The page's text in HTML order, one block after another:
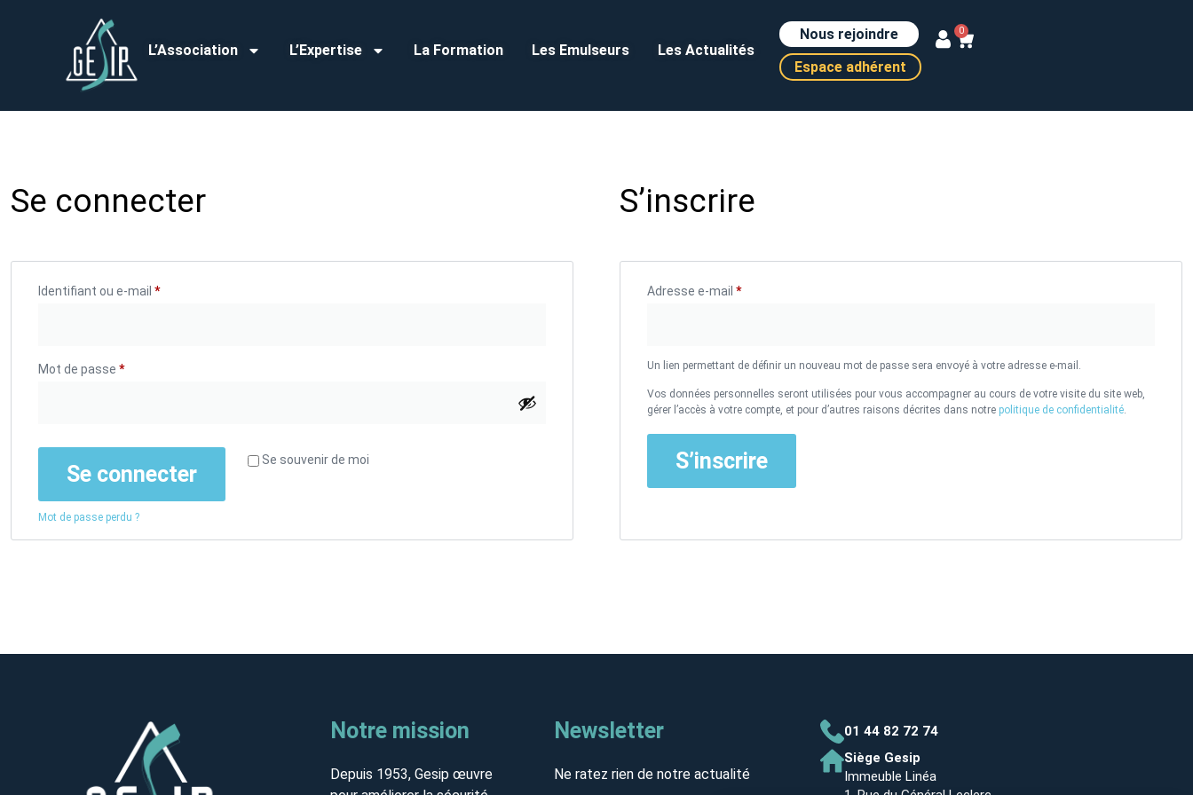
L’Association L’Expertise La Formation Les Emulseurs Les Actualités
Nous rejoindre
Espace adhérent
0
Se connecter
Identifiant ou e-mail *
Mot de passe *
Se souvenir de moi
Se connecter
Mot de passe perdu ?
S’inscrire
Adresse e-mail*
Un lien permettant de définir un nouveau mot de passe sera envoyé à votre adresse e-mail.
Vos données personnelles seront utilisées pour vous accompagner au cours de votre visite du site web,
gérer l’accès à votre compte, et pour d’autres raisons décrites dans notre politique de confidentialité.
S’inscrire
Notre mission
Depuis 1953, Gesip œuvre
Newsletter
Ne ratez rien de notre actualité
01 44 82 72 74
Siège Gesip
Immeuble Linéa